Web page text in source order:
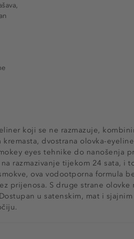
koji se ne razmazuje,
dvostrana olovka-
eyes tehnike do nanošenja
razmazivanje tijekom 24 sata, i
ova vodootporna formula
prijenosa. S druge strane olovke
u satenskim, mat i sjajnim